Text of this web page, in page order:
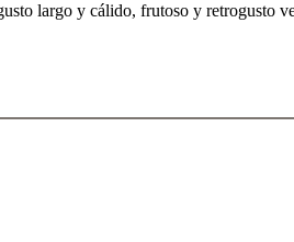
largo y cálido, frutoso y retrogusto